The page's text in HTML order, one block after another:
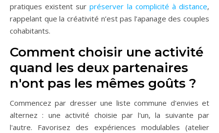
pratiques existent surpréserver la complicité à distance,
rappelant que la créativité n’est pas l’apanage des couples
cohabitants.
Comment choisir une activité
quand les deux partenaires
n'ont pas les mêmes goûts ?
Commencez par dresser une liste commune d'envies et
alternez : une activité choisie par l'un, la suivante par
l'autre. Favorisez des expériences modulables (atelier